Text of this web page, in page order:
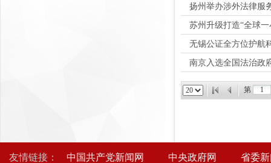
扬州举办涉外法律服
苏州升级打造“全球
无锡公证全方位护航
南京入选全国法治政
第
友情链接： 中国共产党新闻网 中央政府网 省委